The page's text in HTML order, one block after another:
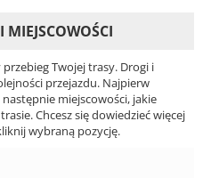
MIEJSCOWOŚCI
Twojej trasy. Drogi i
przejazdu. Najpierw
miejscowości, jakie
Chcesz się dowiedzieć więcej
wybraną pozycję.